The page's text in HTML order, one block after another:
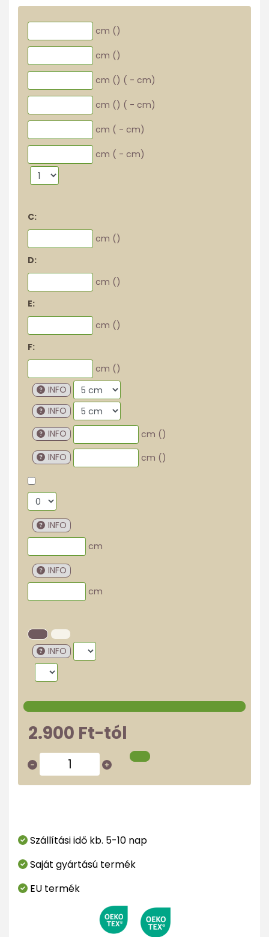
cm ()
cm ()
cm () ( - cm)
cm () ( - cm)
cm ( - cm)
cm ( - cm)
C:
cm ()
D:
cm ()
E:
cm ()
F:
cm ()
INFO
INFO
INFO
cm ()
INFO
cm ()
INFO
cm
INFO
cm
INFO
2.900 Ft-tól
Szállítási idő kb. 5-10 nap
Saját gyártású termék
EU termék